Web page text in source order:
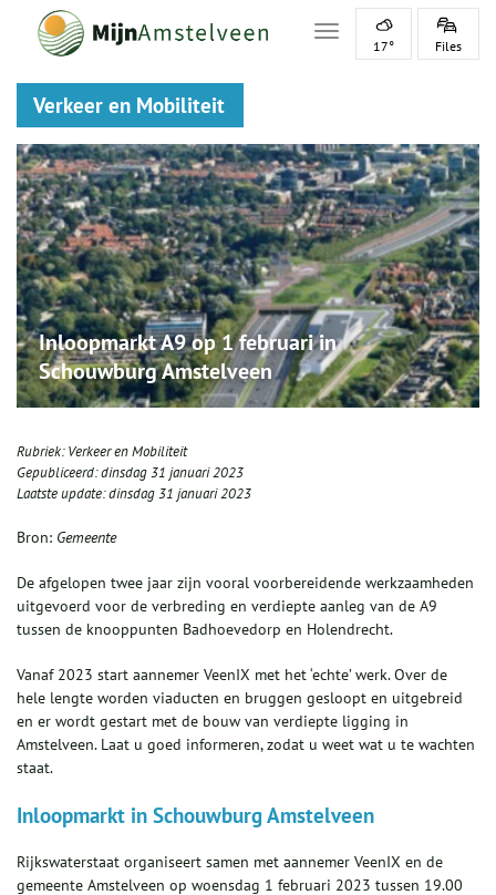
Toggle navigation
17° Files
Verkeer en Mobiliteit
Inloopmarkt A9 op 1 februari in
Schouwburg Amstelveen
Rubriek:Verkeer en Mobiliteit
Gepubliceerd:dinsdag 31 januari 2023
Laatste update:dinsdag 31 januari 2023
Bron: Gemeente
De afgelopen twee jaar zijn vooral voorbereidende werkzaamheden
uitgevoerd voor de verbreding en verdiepte aanleg van de A9
tussen de knooppunten Badhoevedorp en Holendrecht.
Vanaf 2023 start aannemer VeenIX met het ‘echte’ werk. Over de
hele lengte worden viaducten en bruggen gesloopt en uitgebreid
en er wordt gestart met de bouw van verdiepte ligging in
Amstelveen. Laat u goed informeren, zodat u weet wat u te wachten
staat.
Inloopmarkt in Schouwburg Amstelveen
Rijkswaterstaat organiseert samen met aannemer VeenIX en de
gemeente Amstelveen op woensdag 1 februari 2023 tussen 19.00